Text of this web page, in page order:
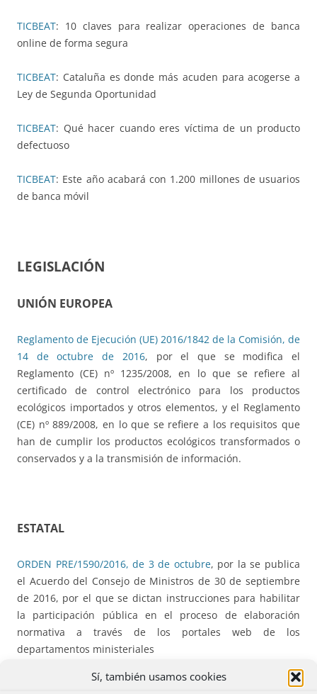
Sí, también usamos cookies
TICBEAT: 10 claves para realizar operaciones de banca
online de forma segura
TICBEAT: Cataluña es donde más acuden para acogerse a
Ley de Segunda Oportunidad
TICBEAT: Qué hacer cuando eres víctima de un producto
defectuoso
TICBEAT: Este año acabará con 1.200 millones de usuarios
de banca móvil
LEGISLACIÓN
UNIÓN EUROPEA
Reglamento de Ejecución (UE) 2016/1842 de la Comisión, de
14 de octubre de 2016, por el que se modifica el
Reglamento (CE) nº 1235/2008, en lo que se refiere al
certificado de control electrónico para los productos
ecológicos importados y otros elementos, y el Reglamento
(CE) nº 889/2008, en lo que se refiere a los requisitos que
han de cumplir los productos ecológicos transformados o
conservados y a la transmisión de información.
ESTATAL
ORDEN PRE/1590/2016, de 3 de octubre, por la se publica
el Acuerdo del Consejo de Ministros de 30 de septiembre
de 2016, por el que se dictan instrucciones para habilitar
la participación pública en el proceso de elaboración
normativa a través de los portales web de los
departamentos ministeriales
Resolución de 7 de octubre de 2016, de la Secretaría de